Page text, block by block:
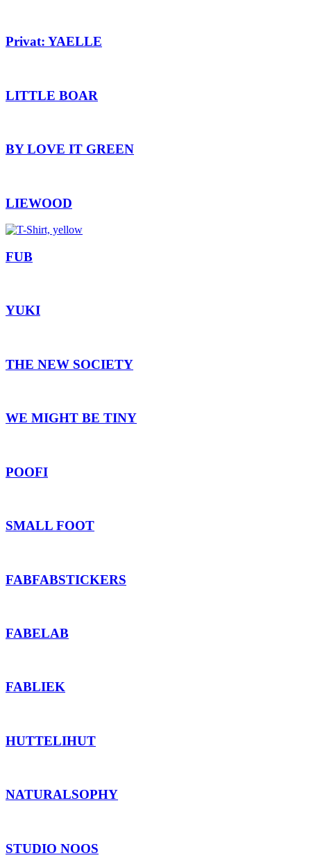
Privat: YAELLE
LITTLE BOAR
BY LOVE IT GREEN
LIEWOOD
FUB
YUKI
THE NEW SOCIETY
WE MIGHT BE TINY
POOFI
SMALL FOOT
FABFABSTICKERS
FABELAB
FABLIEK
HUTTELIHUT
NATURALSOPHY
STUDIO NOOS